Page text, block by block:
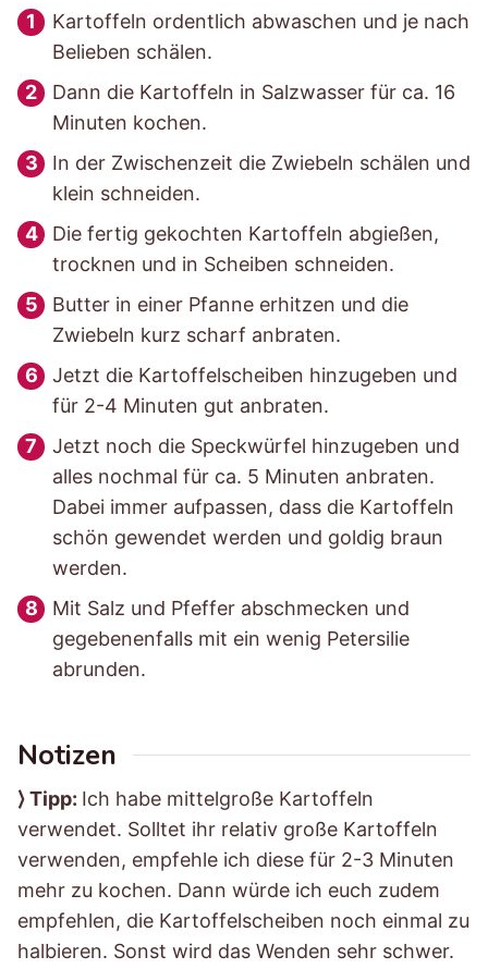
Kartoffeln ordentlich abwaschen und je nach
Belieben schälen.
Dann die Kartoffeln in Salzwasser für ca. 16
Minuten kochen.
In der Zwischenzeit die Zwiebeln schälen und
klein schneiden.
Die fertig gekochten Kartoffeln abgießen,
trocknen und in Scheiben schneiden.
Butter in einer Pfanne erhitzen und die
Zwiebeln kurz scharf anbraten.
Jetzt die Kartoffelscheiben hinzugeben und
für 2-4 Minuten gut anbraten.
Jetzt noch die Speckwürfel hinzugeben und
alles nochmal für ca. 5 Minuten anbraten.
Dabei immer aufpassen, dass die Kartoffeln
schön gewendet werden und goldig braun
werden.
Mit Salz und Pfeffer abschmecken und
gegebenenfalls mit ein wenig Petersilie
abrunden.
Notizen
⟩ Tipp: Ich habe mittelgroße Kartoffeln
verwendet. Solltet ihr relativ große Kartoffeln
verwenden, empfehle ich diese für 2-3 Minuten
mehr zu kochen. Dann würde ich euch zudem
empfehlen, die Kartoffelscheiben noch einmal zu
halbieren. Sonst wird das Wenden sehr schwer.